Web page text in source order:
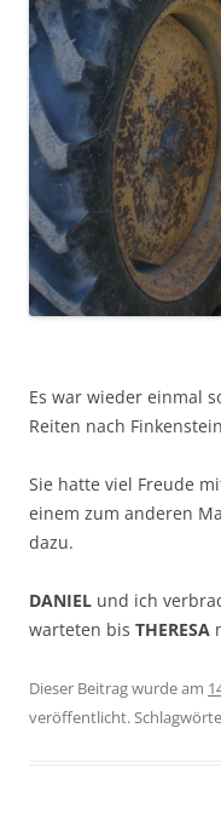
Es war wieder einmal
Reiten nach
Sie hatte viel Freude
einem zum anderen
dazu.
DANIEL und ich
warteten bis THERESA
Dieser Beitrag wurde am
veröffentlicht.